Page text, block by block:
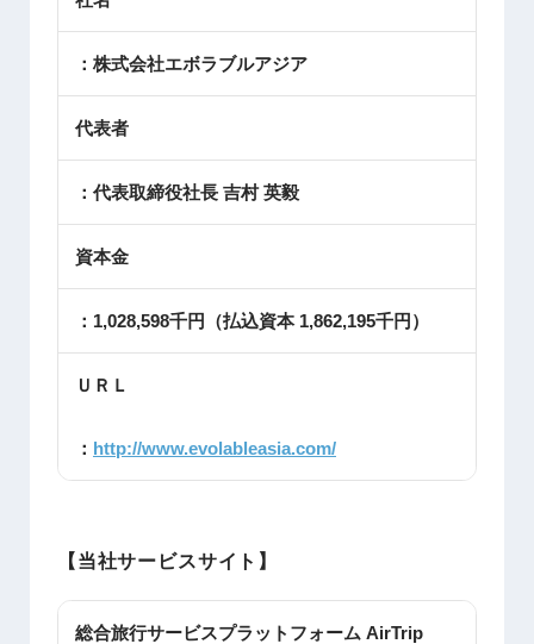
：株式会社エボラブルアジア
代表者
：代表取締役社長 吉村 英毅
資本金
：1,028,598千円（払込資本 1,862,195千円）
ＵＲＬ
： http://www.evolableasia.com/
【当社サービスサイト】
総合旅行サービスプラットフォーム AirTrip